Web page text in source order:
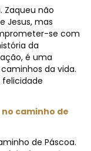
Zaqueu não
Jesus, mas
se com
da
é uma
da vida.
caminho de
de Páscoa.